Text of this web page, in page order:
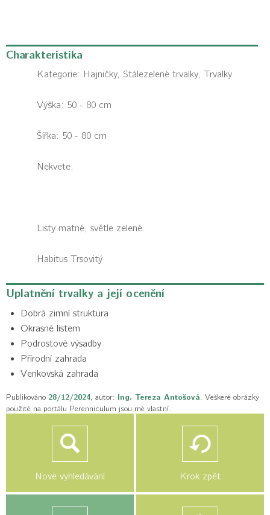
Charakteristika
Kategorie: Hajničky, Stálezelené trvalky, Trvalky
Výška: 50 - 80 cm
Šířka: 50 - 80 cm
Nekvete.
Listy matné, světle zelené.
Habitus Trsovitý
Uplatnění trvalky a její ocenění
Dobrá zimní struktura
Okrasné listem
Podrostové výsadby
Přírodní zahrada
Venkovská zahrada
Publikováno 28/12/2024, autor: Ing. Tereza Antošová. Veškeré obrázky
použité na portálu Perenniculum jsou mé vlastní.
Nové vyhledávání Krok zpět